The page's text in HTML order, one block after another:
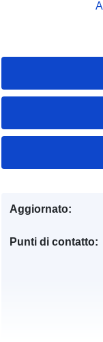
Aggiornato:
Punti di contatto: